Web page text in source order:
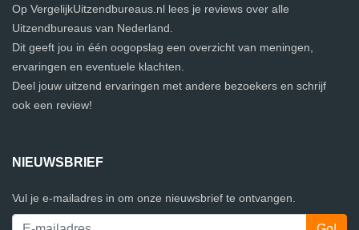
Op VergelijkUitzendbureaus.nl lees je reviews over alle
Uitzendbureaus van Nederland.
Dit geeft jou in één oogopslag een overzicht van meningen,
ervaringen en eventuele klachten.
Deel jouw uitzend ervaringen met andere bezoekers en schrijf
ook een review!
NIEUWSBRIEF
Vul je e-mailadres in om onze nieuwsbrief te ontvangen.